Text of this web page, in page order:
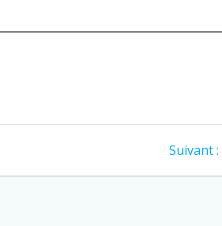
Suivant :